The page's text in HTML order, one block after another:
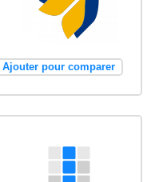
Ajouter pour comparer